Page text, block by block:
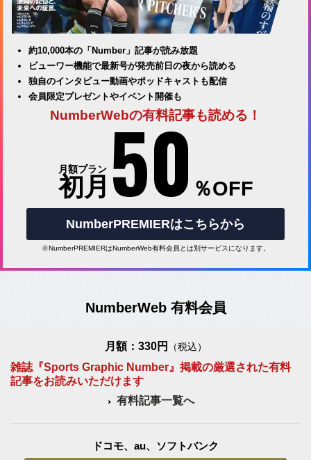
約10,000本の「Number」記事が読み放題
ビューワー機能で最新号が発売前日の夜から読める
独自のインタビュー動画やポッドキャストも配信
会員限定プレゼントやイベント開催も
NumberWebの有料記事も読める！
月額プラン
初月 50 ％OFF
NumberPREMIERはこちらから
※NumberPREMIERはNumberWeb有料会員とは別サービスになります。
NumberWeb 有料会員
月額：330円 （税込）
雑誌『Sports Graphic Number』掲載の厳選された有料
記事をお読みいただけます
有料記事一覧へ
ドコモ、au、ソフトバンク